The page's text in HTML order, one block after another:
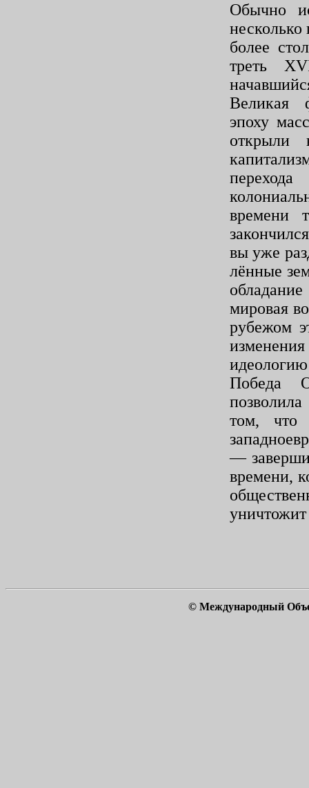
Обычно
бо­лее
треть
Великая
эпоху
открыли
времени
вы уже
лённые
мировая
рубежом
Победа
том, что
—
времени,
© Международный